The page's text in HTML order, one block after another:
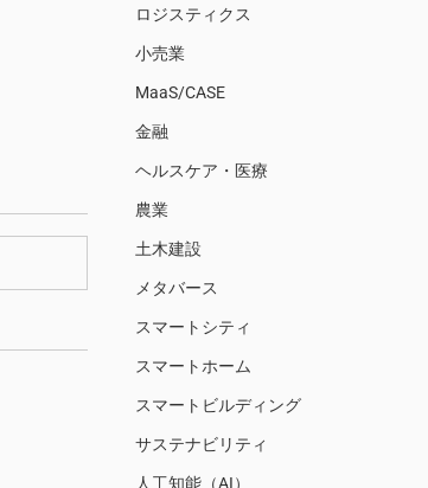
ロジスティクス
小売業
MaaS/CASE
金融
ヘルスケア・医療
農業
土木建設
メタバース
スマートシティ
スマートホーム
スマートビルディング
サステナビリティ
人工知能（AI）